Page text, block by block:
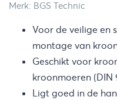
Merk: BGS Technic
Voor de veilige en
montage van
Geschikt voor
kroonmoeren (DIN
Ligt goed in de